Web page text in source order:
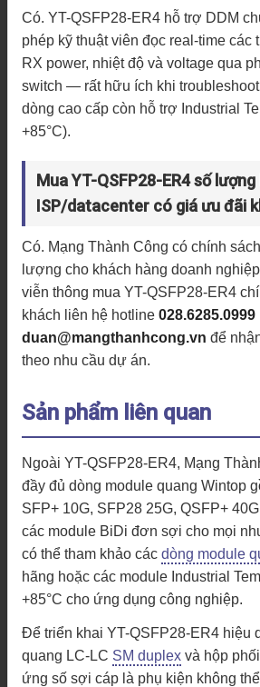
Có. YT-QSFP28-ER4 hỗ trợ DDM
phép kỹ thuật viên đọc real-time các
RX power, nhiệt độ và voltage qua
switch — rất hữu ích khi
dòng cao cấp còn hỗ trợ Industrial
+85°C).
Mua YT-QSFP28-ER4 số
ISP/datacenter có giá ưu đãi
Có. Mạng Thành Công có chính
lượng cho khách hàng doanh
viễn thông mua YT-QSFP28-ER4
khách liên hệ hotline 028.6285.0999
duan@mangthanhcong.vn để
theo nhu cầu dự án.
Sản phẩm liên quan
Ngoài YT-QSFP28-ER4, Mạng
đầy đủ dòng module quang Wintop
SFP+ 10G, SFP28 25G, QSFP+
các module BiDi đơn sợi cho mọi
có thể tham khảo các dòng module
hãng hoặc các module Industrial
+85°C cho ứng dụng công nghiệp.
Để triển khai YT-QSFP28-ER4 hiệu
quang LC-LC SM duplex và hộp
ứng số sợi cáp là phụ kiện không